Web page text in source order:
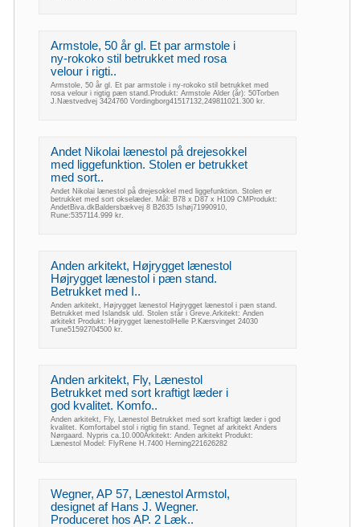
Armstole, 50 år gl. Et par armstole i
ny-rokoko stil betrukket med rosa
velour i rigti..
Armstole, 50 år gl. Et par armstole i ny-rokoko stil betrukket med
rosa velour i rigtig pæn stand.Produkt: Armstole Alder (år): 50Torben
J.Næstvedvej 3424760 Vordingborg41517132,249811021.300 kr.
Andet Nikolai lænestol på drejesokkel
med liggefunktion. Stolen er betrukket
med sort..
Andet Nikolai lænestol på drejesokkel med liggefunktion. Stolen er
betrukket med sort okselæder. Mål: B78 x D87 x H109 CMProdukt:
AndetBiva.dkBaldersbækvej 8 B2635 Ishøj71990910,
Rune:5357114.999 kr.
Anden arkitekt, Højrygget lænestol
Højrygget lænestol i pæn stand.
Betrukket med I..
Anden arkitekt, Højrygget lænestol Højrygget lænestol i pæn stand.
Betrukket med Islandsk uld. Stolen står i Greve.Arkitekt: Anden
arkitekt Produkt: Højrygget lænestolHelle P.Kærsvinget 24030
Tune51592704500 kr.
Anden arkitekt, Fly, Lænestol
Betrukket med sort kraftigt læder i
god kvalitet. Komfo..
Anden arkitekt, Fly, Lænestol Betrukket med sort kraftigt læder i god
kvalitet. Komfortabel stol i rigtig fin stand. Tegnet af arkitekt Anders
Nørgaard. Nypris ca.10.000Arkitekt: Anden arkitekt Produkt:
Lænestol Model: FlyRene H.7400 Herning221626282
Wegner, AP 57, Lænestol Armstol,
designet af Hans J. Wegner.
Produceret hos AP. 2 Læk..